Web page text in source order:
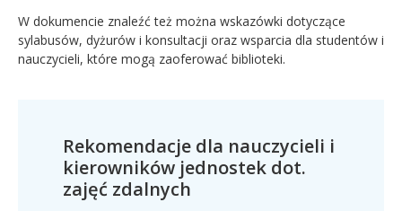
W dokumencie znaleźć też można wskazówki dotyczące
sylabusów, dyżurów i konsultacji oraz wsparcia dla studentów i
nauczycieli, które mogą zaoferować biblioteki.
Rekomendacje dla nauczycieli i
kierowników jednostek dot.
zajęć zdalnych